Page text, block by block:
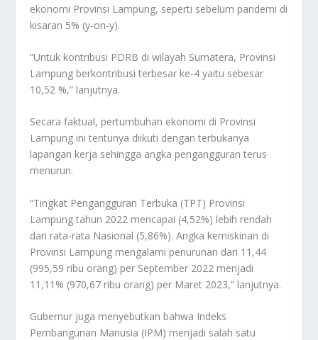
ekonomi Provinsi Lampung, seperti sebelum pandemi di
kisaran 5% (y-on-y).
“Untuk kontribusi PDRB di wilayah Sumatera, Provinsi
Lampung berkontribusi terbesar ke-4 yaitu sebesar
10,52 %,” lanjutnya.
Secara faktual, pertumbuhan ekonomi di Provinsi
Lampung ini tentunya diikuti dengan terbukanya
lapangan kerja sehingga angka pengangguran terus
menurun.
“Tingkat Pengangguran Terbuka (TPT) Provinsi
Lampung tahun 2022 mencapai (4,52%) lebih rendah
dari rata-rata Nasional (5,86%). Angka kemiskinan di
Provinsi Lampung mengalami penurunan dari 11,44
(995,59 ribu orang) per September 2022 menjadi
11,11% (970,67 ribu orang) per Maret 2023,” lanjutnya.
Gubernur juga menyebutkan bahwa Indeks
Pembangunan Manusia (IPM) menjadi salah satu